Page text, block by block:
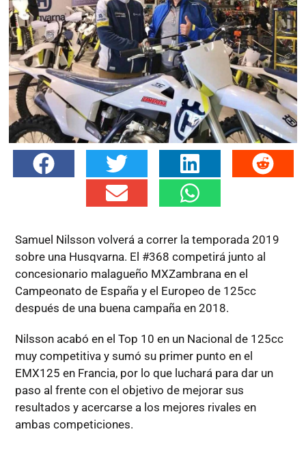
Samuel Nilsson volverá a correr la temporada 2019
sobre una Husqvarna. El #368 competirá junto al
concesionario malagueño MXZambrana en el
Campeonato de España y el Europeo de 125cc
después de una buena campaña en 2018.
Nilsson acabó en el Top 10 en un Nacional de 125cc
muy competitiva y sumó su primer punto en el
EMX125 en Francia, por lo que luchará para dar un
paso al frente con el objetivo de mejorar sus
resultados y acercarse a los mejores rivales en
ambas competiciones.